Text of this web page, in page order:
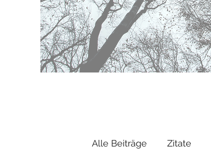
Alle Beiträge Zitate